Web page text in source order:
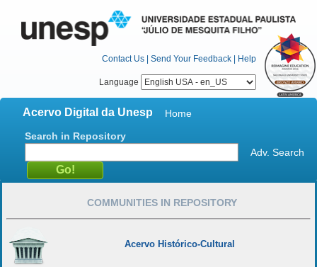
Contact Us | Send Your Feedback | Help
Language
Acervo Digital da Unesp
Home
Search in Repository
Adv. Search
COMMUNITIES IN REPOSITORY
Acervo Histórico-Cultural